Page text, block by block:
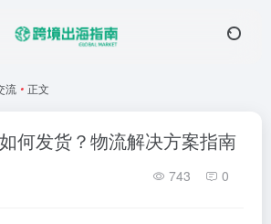
流 • 正文
何发货？物流解决方案指南
743 0